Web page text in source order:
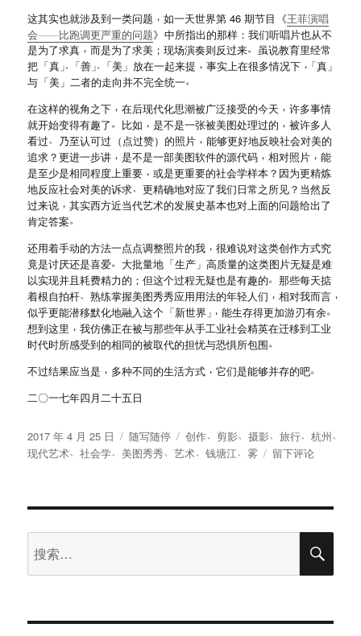
这其实也就涉及到一类问题 ， 如一天世界第 46 期节目 《王菲演唱
会——比跑调更严重的问题》 中所指出的那样： 我们听唱片也从不
是为了求真， 而是为了求美 ；现场演奏则反过来。 虽说教育里经常
把 「真」 「善」 「美」 放在一起来提 ， 事实上在很多情况下 ，「真」
与 「美」 二者的走向并不完全统一。
在这样的视角之下 ， 在后现代化思潮被广泛接受的今天 ， 许多事情
就开始变得有趣了 。 比如 ， 是不是一张被美图处理过的 ， 被许多人
看过
乃至认可过 （ 点过赞） 的照片 ， 能够更好地反映社会对美的
追求？更进一步讲 ， 是不是一部美图软件的源代码 ， 相对照片 ， 能
是至少是相同程度上重要 ， 或是更重要的社会学样本？ 因为更精炼
地反应社会对美的诉求
更精确地对应了我们日常之所见？ 当然反
过来说 ， 其实西方近当代艺术的发展史基本也对上面的问题给出了
肯定答案。
还用着手动的方法一点点调整照片的我 ， 很难说对这类创作方式究
竟是讨厌还是喜爱。 大批量地 「生产」 高质量的这类图片无疑是难
以实现并且耗费精力的 ；但这个过程无疑也是有趣的。 那些每天掂
着根自拍杆
熟练掌握美图秀秀应用用法的年轻人们 ， 相对我而言 ，
似乎更能潜移默化地融入这个 「新世界 」 ， 能生存得更加游刃有余。
想到这里 ， 我仿佛正在被与那些年从手工业社会精英在迁移到工业
时代时所感受到的相同的被取代的担忧与恐惧所包围。
不过结果应当是 ， 多种不同的生活方式 ， 它们是能够并存的吧。
二〇一七年四月二十五日
发
布
2017 年 4 月 25 日
分
类
随写随停
标
签
创作 剪影 摄影 旅行 杭州
现代艺术
社会学 美图秀秀 艺术 钱塘江 雾
于
次
留下评论
索：